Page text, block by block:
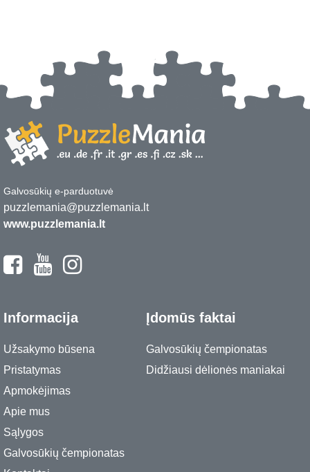
Galvosūkių e-parduotuvė
puzzlemania@puzzlemania.lt
www.puzzlemania.lt
Informacija
Užsakymo būsena
Pristatymas
Apmokėjimas
Apie mus
Sąlygos
Galvosūkių čempionatas
Įdomūs faktai
Galvosūkių čempionatas
Didžiausi dėlionės maniakai